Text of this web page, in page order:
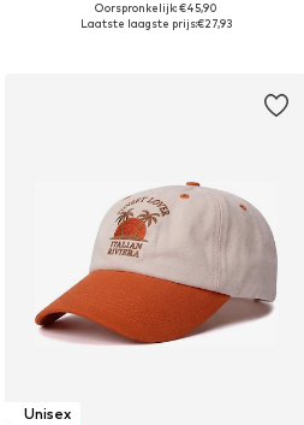
Beschikbare maten: 55-60
Oorspronkelijk: €45,90
Laatste laagste prijs:€27,93
Unisex